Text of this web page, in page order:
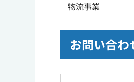
物流事業
お問い合わ